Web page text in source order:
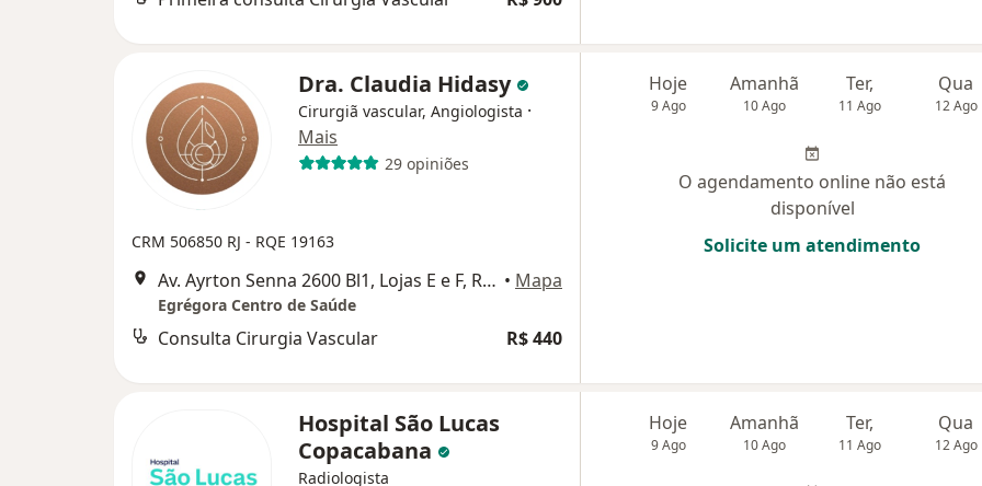
Dra. Claudia Hidasy
Cirurgiã vascular, Angiologista ·
Mais
29 opiniões
CRM 506850 RJ - RQE 19163
Av. Ayrton Senna 2600 Bl1, Lojas E e F, Rio de Janeiro • Mapa
Egrégora Centro de Saúde
Consulta Cirurgia Vascular R$ 440
Hoje
9 Ago
Amanhã
10 Ago
Ter,
11 Ago
Qua
12 Ago
O agendamento online não está
disponível
Solicite um atendimento
Hospital São Lucas
Copacabana
Radiologista
Hoje
9 Ago
Amanhã
10 Ago
Ter,
11 Ago
Qua
12 Ago